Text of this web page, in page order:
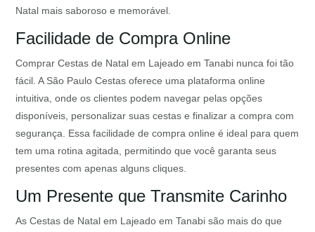
Natal mais saboroso e memorável.
Facilidade de Compra Online
Comprar Cestas de Natal em Lajeado em Tanabi nunca foi tão
fácil. A São Paulo Cestas oferece uma plataforma online
intuitiva, onde os clientes podem navegar pelas opções
disponíveis, personalizar suas cestas e finalizar a compra com
segurança. Essa facilidade de compra online é ideal para quem
tem uma rotina agitada, permitindo que você garanta seus
presentes com apenas alguns cliques.
Um Presente que Transmite Carinho
As Cestas de Natal em Lajeado em Tanabi são mais do que